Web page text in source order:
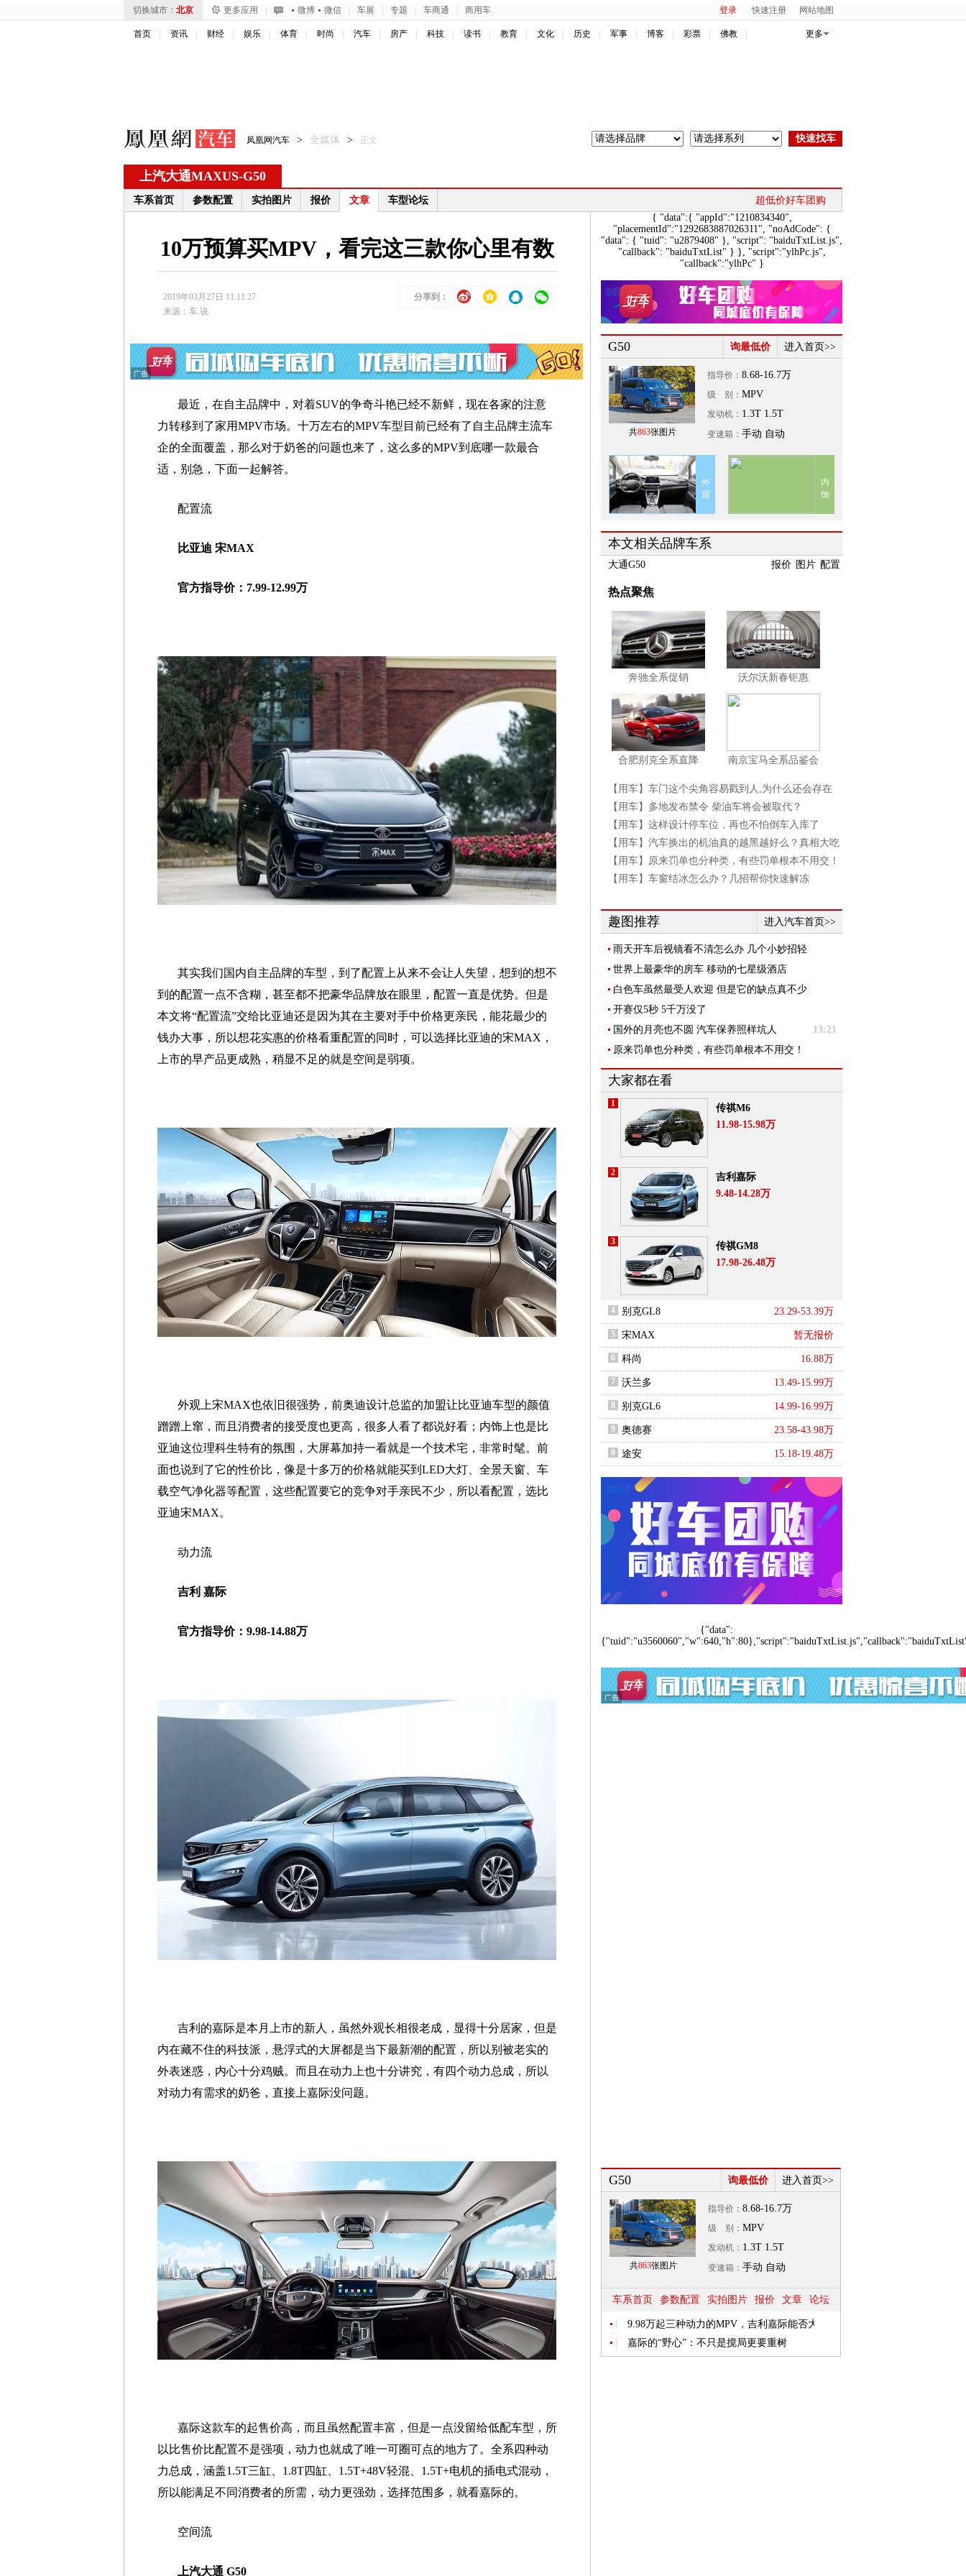
切换城市： 北京 更多应用 微博 微信 车展 专题 车商通 商用车 登录 快速注册 网站地图
首页 资讯 财经 娱乐 体育 时尚 汽车 房产 科技 读书 教育 文化 历史 军事 博客 彩票 佛教 更多
凤凰网汽车 > 全媒体 > 正文
上汽大通MAXUS-G50
车系首页 参数配置 实拍图片 报价 文章 车型论坛 超低价好车团购
10万预算买MPV，看完这三款你心里有数
2019年03月27日 11:11:27
分享到：
来源： 车.说
最近，在自主品牌中，对着SUV的争奇斗艳已经不新鲜，现在各家的注意
力转移到了家用MPV市场。十万左右的MPV车型目前已经有了自主品牌主流车
企的全面覆盖，那么对于奶爸的问题也来了，这么多的MPV到底哪一款最合
适，别急，下面一起解答。
配置流
比亚迪 宋MAX
官方指导价：7.99-12.99万
其实我们国内自主品牌的车型，到了配置上从来不会让人失望，想到的想不
到的配置一点不含糊，甚至都不把豪华品牌放在眼里，配置一直是优势。但是
本文将“配置流”交给比亚迪还是因为其在主要对手中价格更亲民，能花最少的
钱办大事，所以想花实惠的价格看重配置的同时，可以选择比亚迪的宋MAX，
上市的早产品更成熟，稍显不足的就是空间是弱项。
外观上宋MAX也依旧很强势，前奥迪设计总监的加盟让比亚迪车型的颜值
蹭蹭上窜，而且消费者的接受度也更高，很多人看了都说好看；内饰上也是比
亚迪这位理科生特有的氛围，大屏幕加持一看就是一个技术宅，非常时髦。前
面也说到了它的性价比，像是十多万的价格就能买到LED大灯、全景天窗、车
载空气净化器等配置，这些配置要它的竞争对手亲民不少，所以看配置，选比
亚迪宋MAX。
动力流
吉利 嘉际
官方指导价：9.98-14.88万
吉利的嘉际是本月上市的新人，虽然外观长相很老成，显得十分居家，但是
内在藏不住的科技派，悬浮式的大屏都是当下最新潮的配置，所以别被老实的
外表迷惑，内心十分鸡贼。而且在动力上也十分讲究，有四个动力总成，所以
对动力有需求的奶爸，直接上嘉际没问题。
嘉际这款车的起售价高，而且虽然配置丰富，但是一点没留给低配车型，所
以比售价比配置不是强项，动力也就成了唯一可圈可点的地方了。全系四种动
力总成，涵盖1.5T三缸、1.8T四缸、1.5T+48V轻混、1.5T+电机的插电式混动，
所以能满足不同消费者的所需，动力更强劲，选择范围多，就看嘉际的。
空间流
上汽大通 G50
{ "data":{ "appId":"1210834340",
"placementId":"1292683887026311", "noAdCode": {
"data": { "tuid": "u2879408" }, "script": "baiduTxtList.js",
"callback": "baiduTxtList" } }, "script":"ylhPc.js",
"callback":"ylhPc" }
G50 询最低价 进入首页>>
共863张图片
指导价： 8.68-16.7万
级 别： MPV
发动机： 1.3T 1.5T
变速箱： 手动 自动
外
观
内
饰
本文相关品牌车系
大通G50 报价 图片 配置
热点聚焦
奔驰全系促销 沃尔沃新春钜惠
合肥别克全系直降 南京宝马全系品鉴会
【用车】车门这个尖角容易戳到人,为什么还会存在
【用车】多地发布禁令 柴油车将会被取代？
【用车】这样设计停车位，再也不怕倒车入库了
【用车】汽车换出的机油真的越黑越好么？真相大吃
一惊
【用车】原来罚单也分种类，有些罚单根本不用交！
【用车】车窗结冰怎么办？几招帮你快速解冻
趣图推荐 进入汽车首页>>
雨天开车后视镜看不清怎么办 几个小妙招轻
世界上最豪华的房车 移动的七星级酒店
白色车虽然最受人欢迎 但是它的缺点真不少
开赛仅5秒 5千万没了
国外的月亮也不圆 汽车保养照样坑人
13:21
原来罚单也分种类，有些罚单根本不用交！
大家都在看
1
传祺M6
11.98-15.98万
2
吉利嘉际
9.48-14.28万
3
传祺GM8
17.98-26.48万
4 别克GL8 23.29-53.39万
5 宋MAX 暂无报价
6 科尚 16.88万
7 沃兰多 13.49-15.99万
8 别克GL6 14.99-16.99万
9 奥德赛 23.58-43.98万
0 途安 15.18-19.48万
{"data":
G50 询最低价 进入首页>>
共863张图片
指导价： 8.68-16.7万
级 别： MPV
发动机： 1.3T 1.5T
变速箱： 手动 自动
车系首页 参数配置 实拍图片 报价 文章 论坛
9.98万起三种动力的MPV，吉利嘉际能否大卖？
嘉际的“野心”：不只是搅局更要重树